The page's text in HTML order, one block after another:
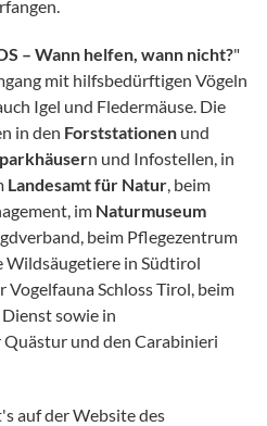
– Wann helfen, wann nicht?"
mit hilfsbedürftigen Vögeln
Igel und Fledermäuse. Die
in den Forststationen und
n und Infostellen, in
Landesamt für Natur , beim
im Naturmuseum
beim Pflegezentrum
Wildsäugetiere in Südtirol
Schloss Tirol, beim
sowie in
und den Carabinieri
auf der Website des